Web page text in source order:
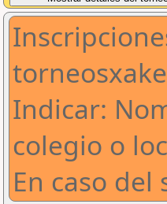
Indicar:
colegio o
En caso